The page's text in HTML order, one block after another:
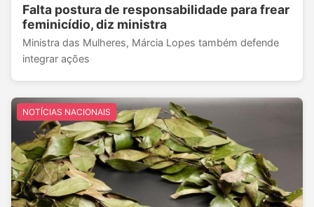
Falta postura de responsabilidade para frear
feminicídio, diz ministra
Ministra das Mulheres, Márcia Lopes também defende
integrar ações
NOTÍCIAS NACIONAIS